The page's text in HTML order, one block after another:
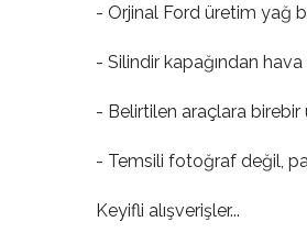
- Orjinal Ford üretim yağ
- Silindir kapağından
- Belirtilen araçlara birebir
- Temsili fotoğraf değil,
Keyifli alışverişler...